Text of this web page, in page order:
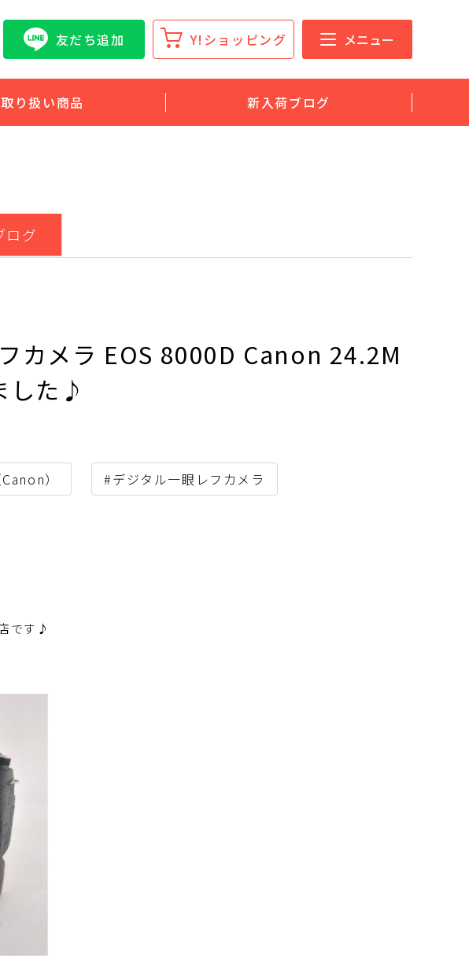
友だち追加 Y!ショッピング メニュー
取り扱い商品 新入荷ブログ
ログ
カメラ EOS 8000D Canon 24.2M
した♪
） #デジタル一眼レフカメラ
です♪